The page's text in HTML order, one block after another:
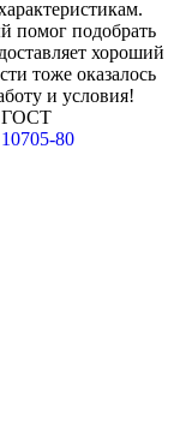
помог подобрать
хороший
тоже оказалось
и условия!
ГОСТ
10705-80